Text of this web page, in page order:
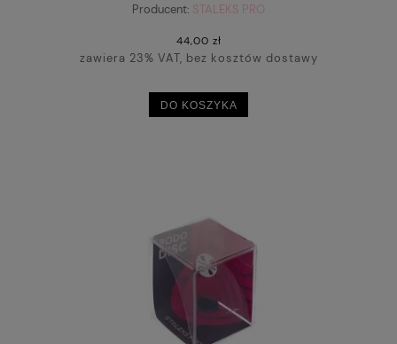
Producent: STALEKS PRO
44,00 zł
zawiera 23% VAT, bez kosztów dostawy
DO KOSZYKA